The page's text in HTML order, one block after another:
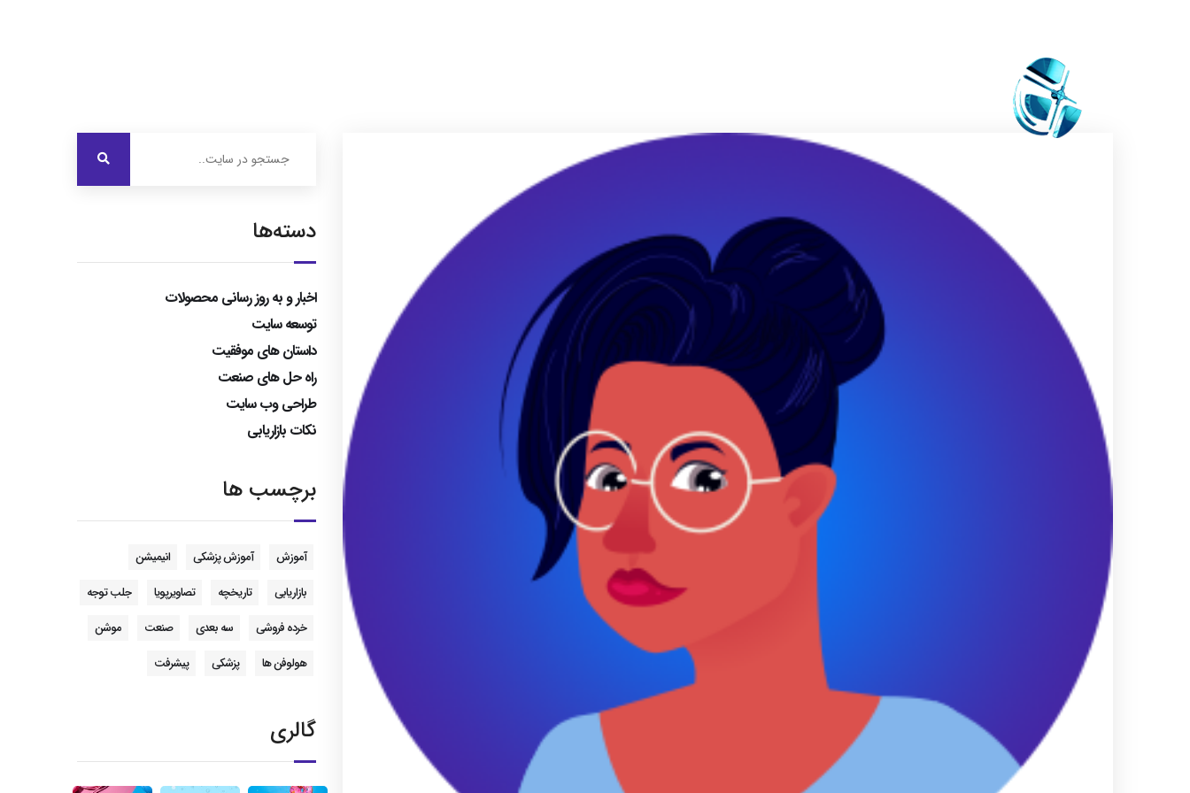
دسته‌ها
اخبار و به روز رسانی محصولات
توسعه سایت
داستان های موفقیت
راه حل های صنعت
طراحی وب سایت
نکات بازاریابی
برچسب ها
آموزش آموزش پزشکی
انیمیشن
بازاریابی
تاریخچه تصاویرپویا
جلب توجه
خرده فروشی
سه بعدی صنعت
موشن
هولوفن ها
پزشکی پیشرفت
گالری